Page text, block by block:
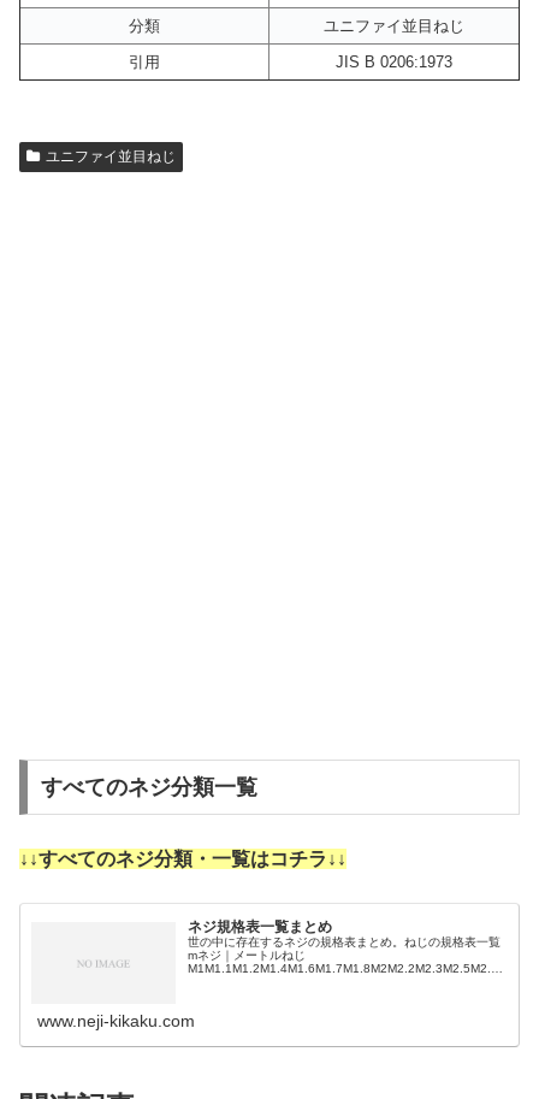
分類
ユニファイ並目ねじ
引用
JIS B 0206:1973
ユニファイ並目ねじ
すべてのネジ分類一覧
↓↓すべてのネジ分類・一覧はコチラ↓↓
ネジ規格表一覧まとめ
世の中に存在するネジの規格表まとめ。ねじの規格表一覧
mネジ｜メートルねじ
M1M1.1M1.2M1.4M1.6M1.7M1.8M2M2.2M2.3M2.5M2.6
www.neji-kikaku.com